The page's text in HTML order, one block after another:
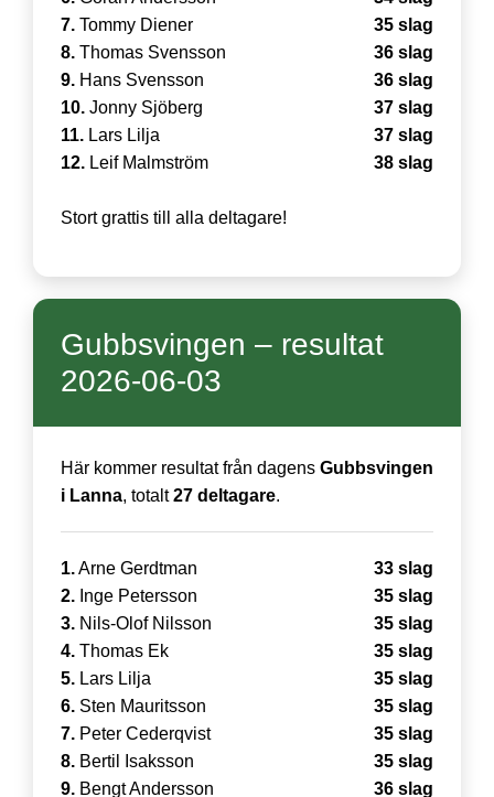
7. Tommy Diener
35 slag
8. Thomas Svensson
36 slag
9. Hans Svensson
36 slag
10. Jonny Sjöberg
37 slag
11. Lars Lilja
37 slag
12. Leif Malmström 38 slag
Stort grattis till alla deltagare!
Gubbsvingen – resultat
2026-06-03
Här kommer resultat från dagens Gubbsvingen
i Lanna, totalt27 deltagare.
1.Arne Gerdtman
33 slag
2. Inge Petersson
35 slag
3. Nils-Olof Nilsson
35 slag
4. Thomas Ek
35 slag
5. Lars Lilja
35 slag
6. Sten Mauritsson
35 slag
7. Peter Cederqvist
35 slag
8. Bertil Isaksson
35 slag
9. Bengt Andersson 36 slag